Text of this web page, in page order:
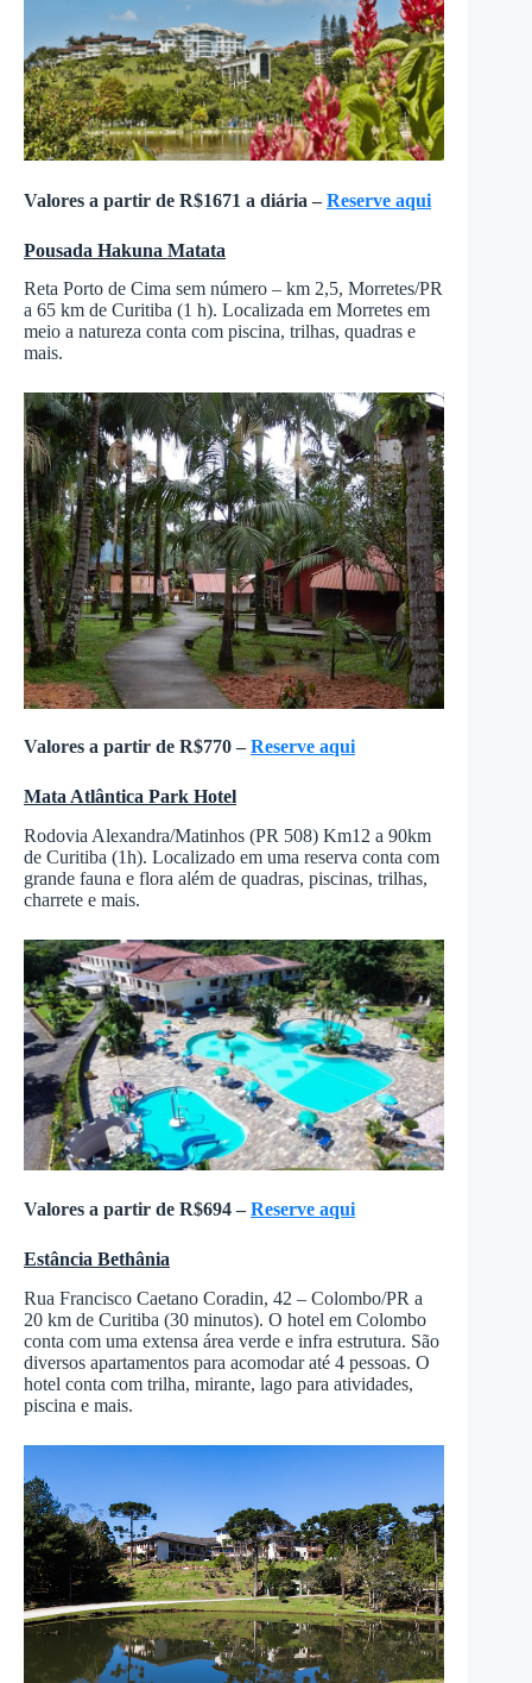
Valores a partir de R$1671 a diária –Reserve aqui
Pousada Hakuna Matata
Reta Porto de Cima sem número – km 2,5, Morretes/PR
a 65 km de Curitiba (1 h). Localizada em Morretes em
meio a natureza conta com piscina, trilhas, quadras e
mais.
Valores a partir de R$770 –Reserve aqui
Mata Atlântica Park Hotel
Rodovia Alexandra/Matinhos (PR 508) Km12 a 90km
de Curitiba (1h). Localizado em uma reserva conta com
grande fauna e flora além de quadras, piscinas, trilhas,
charrete e mais.
Valores a partir de R$694 –Reserve aqui
Estância Bethânia
Rua Francisco Caetano Coradin, 42 – Colombo/PR a
20 km de Curitiba (30 minutos). O hotel em Colombo
conta com uma extensa área verde e infra estrutura. São
diversos apartamentos para acomodar até 4 pessoas. O
hotel conta com trilha, mirante, lago para atividades,
piscina e mais.